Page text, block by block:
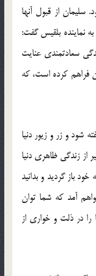
سلیمان از قبول آنها
نماینده بلقیس گفت:
سعادتمندی عنایت
فراهم كرده است، كه
و زر و زیور دنیا
از زندگی ظاهری دنیا
باز گردید و بدانید
آمد كه شما توان
را در ذلت و خواری از